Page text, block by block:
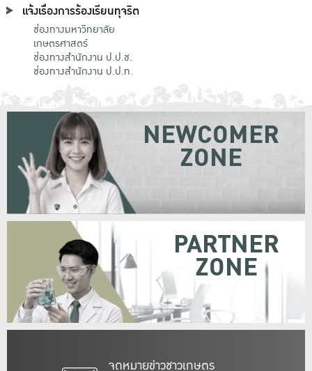
แจ้งเรื่องการร้องเรียนทุจริต
ช่องทางมหาวิทยาลัย
เกษตรศาสตร์
ช่องทางสำนักงาน ป.ป.ช.
ช่องทางสำนักงาน ป.ป.ท.
จดหมายข่าวชาวเกษตร
NEWCOMER
ZONE
PARTNER
ZONE